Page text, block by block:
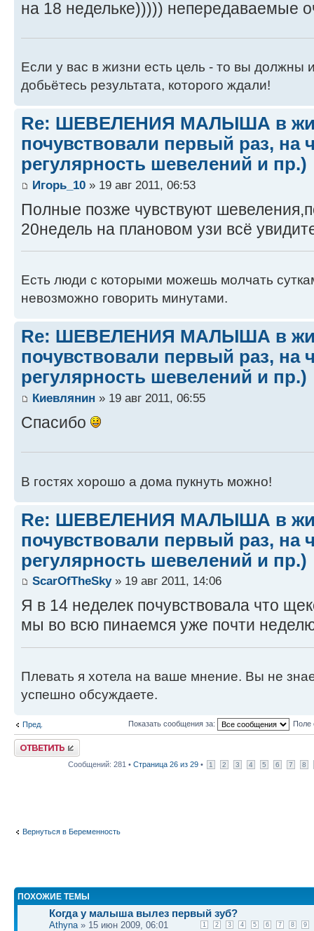
на 18 недельке))))) непередаваемые
Если у вас в жизни есть цель - то вы должны
добьётесь результата, которого ждали!
Re: ШЕВЕЛЕНИЯ МАЛЫША в
почувствовали первый раз, на
регулярность шевелений и пр.)
Игорь_10 » 19 авг 2011, 06:53
Полные позже чувствуют
20недель на плановом узи всё
Есть люди с которыми можешь молчать
невозможно говорить минутами.
Re: ШЕВЕЛЕНИЯ МАЛЫША в
почувствовали первый раз, на
регулярность шевелений и пр.)
Киевлянин » 19 авг 2011, 06:55
Спасибо
В гостях хорошо а дома пукнуть можно!
Re: ШЕВЕЛЕНИЯ МАЛЫША в
почувствовали первый раз, на
регулярность шевелений и пр.)
ScarOfTheSky» 19 авг 2011, 14:06
Я в 14 неделек почувствовала что
мы во всю пинаемся уже почти
Плевать я хотела на ваше мнение. Вы не
успешно обсуждаете.
Пред. Показать сообщения за: Поле
Ответить
Сообщений: 281 • Страница 26 из 29 • 1 2 3 4 5 6 7 8
Вернуться в Беременность
ПОХОЖИЕ ТЕМЫ
Когда у малыша вылез первый зуб?
1 2 3 4 5 6 7 8 9
Athyna » 15 июн 2009, 06:01